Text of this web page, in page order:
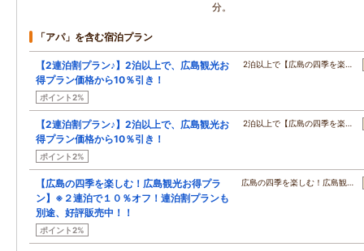
分。
「アパ」を含む宿泊プラン
【2連泊割プラン♪】2泊以上で、広島観光お
得プラン価格から10％引き！
ポイント2%
2泊以上で【広島の四季を楽…
【2連泊割プラン♪】2泊以上で、広島観光お
得プラン価格から10％引き！
ポイント2%
2泊以上で【広島の四季を楽…
【広島の四季を楽しむ！広島観光お得プラ
ン】※２連泊で１０％オフ！連泊割プランも
別途、好評販売中！！
ポイント2%
広島の四季を楽しむ！広島観…